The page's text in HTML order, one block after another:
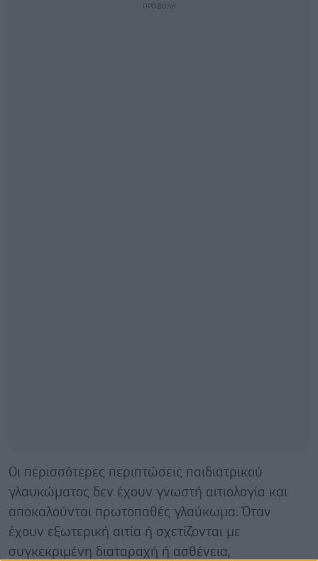
Οι περισσότερες περιπτώσεις παιδιατρικού
γλαυκώματος δεν έχουν γνωστή αιτιολογία και
αποκαλούνται πρωτοπαθές γλαύκωμα. Όταν
έχουν εξωτερική αιτία ή σχετίζονται με
συγκεκριμένη διαταραχή ή ασθένεια,